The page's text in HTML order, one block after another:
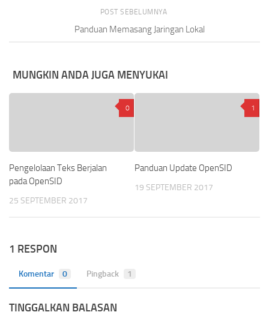
POST SEBELUMNYA
Panduan Memasang Jaringan Lokal
MUNGKIN ANDA JUGA MENYUKAI
0
Pengelolaan Teks Berjalan
pada OpenSID
25 SEPTEMBER 2017
1
Panduan Update OpenSID
19 SEPTEMBER 2017
1 RESPON
Komentar 0 Pingback 1
TINGGALKAN BALASAN